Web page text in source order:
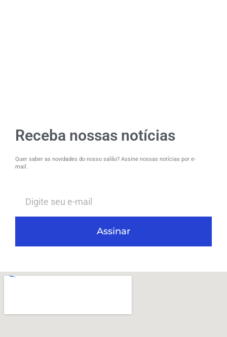
Receba nossas notícias
Quer saber as novidades do nosso salão? Assine nossas notícias por e-
mail.
Assinar